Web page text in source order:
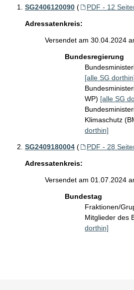
SG2406120090 ( PDF - 12
Adressatenkreis:
Versendet am 30.04.2024
Bundesregierung
[alle SG
WP) [alle SG
Klimaschutz
dorthin]
SG2409180004 ( PDF - 28
Adressatenkreis:
Versendet am 01.07.2024
Bundestag
Fraktionen/
Mitglieder des
dorthin]